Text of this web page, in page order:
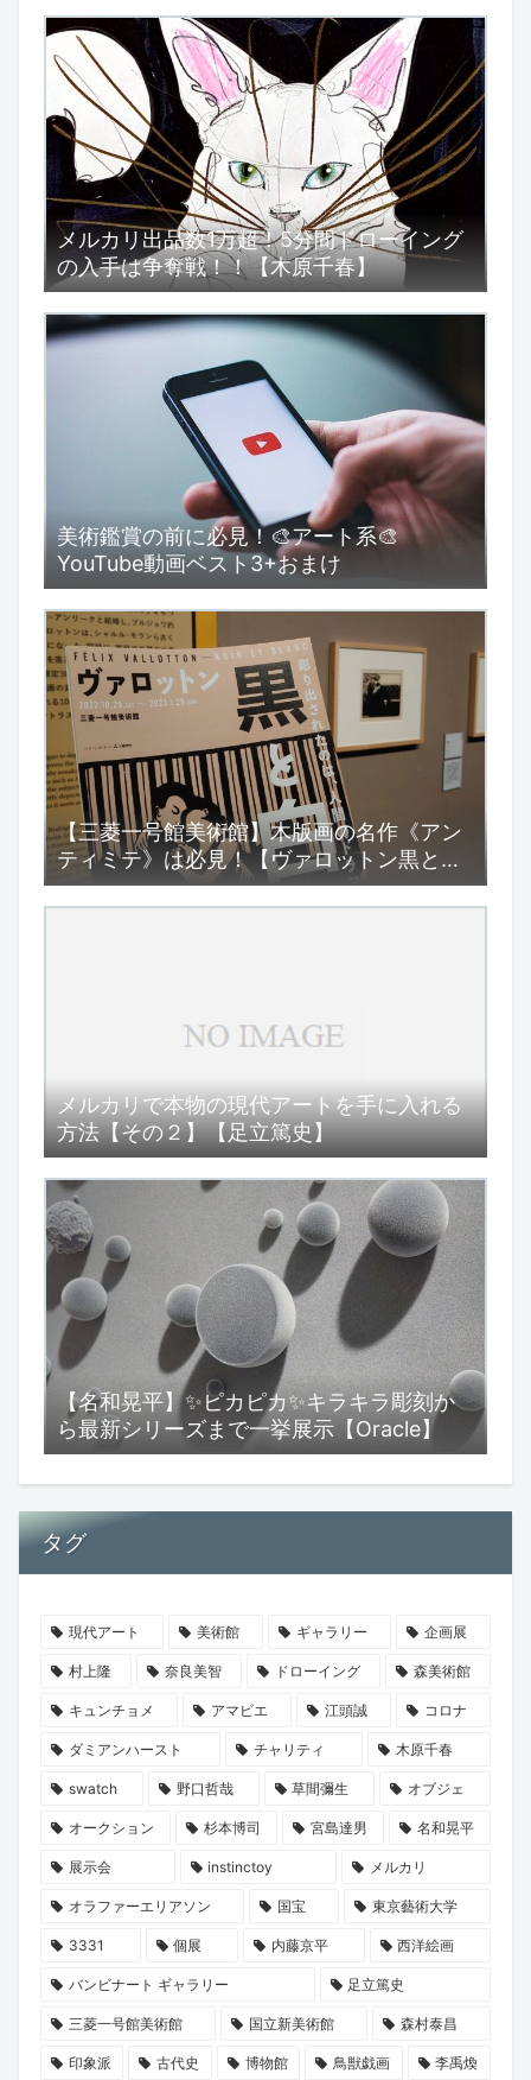
メルカリ出品数1万超！5分間ドローイング
の入手は争奪戦！！【木原千春】
美術鑑賞の前に必見！🎨アート系🎨
YouTube動画ベスト3+おまけ
【三菱一号館美術館】木版画の名作《アン
ティミテ》は必見！【ヴァロットン黒と
白】展
メルカリで本物の現代アートを手に入れる
方法【その２】【足立篤史】
【名和晃平】✨ピカピカ✨キラキラ彫刻か
ら最新シリーズまで一挙展示【Oracle】
タグ
現代アート 美術館 ギャラリー 企画展
村上隆 奈良美智 ドローイング 森美術館
キュンチョメ アマビエ 江頭誠 コロナ
ダミアンハースト チャリティ 木原千春
swatch 野口哲哉 草間彌生 オブジェ
オークション 杉本博司 宮島達男 名和晃平
展示会 instinctoy メルカリ
オラファーエリアソン 国宝 東京藝術大学
3331 個展 内藤京平 西洋絵画
バンビナート ギャラリー 足立篤史
三菱一号館美術館 国立新美術館 森村泰昌
印象派 古代史 博物館 鳥獣戯画 李禹煥